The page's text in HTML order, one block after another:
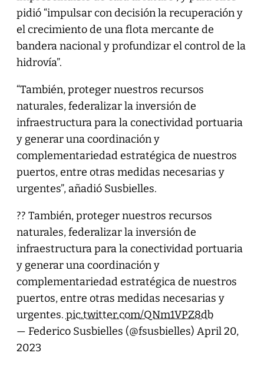
pidió “impulsar con decisión la recuperación y
el crecimiento de una flota mercante de
bandera nacional y profundizar el control de la
hidrovía”.
“También, proteger nuestros recursos
naturales, federalizar la inversión de
infraestructura para la conectividad portuaria
y generar una coordinación y
complementariedad estratégica de nuestros
puertos, entre otras medidas necesarias y
urgentes”, añadió Susbielles.
?? También, proteger nuestros recursos
naturales, federalizar la inversión de
infraestructura para la conectividad portuaria
y generar una coordinación y
complementariedad estratégica de nuestros
puertos, entre otras medidas necesarias y
urgentes. pic.twitter.com/QNm1VPZ8db
— Federico Susbielles (@fsusbielles) April 20,
2023